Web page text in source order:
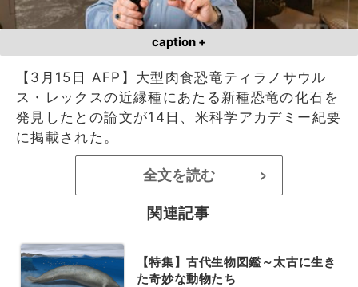
caption +
【3月15日 AFP】大型肉食恐竜ティラノサウル
ス・レックスの近縁種にあたる新種恐竜の化石を
発見したとの論文が14日、米科学アカデミー紀要
に掲載された。
全文を読む >
関連記事
【特集】古代生物図鑑～太古に生き
た奇妙な動物たち